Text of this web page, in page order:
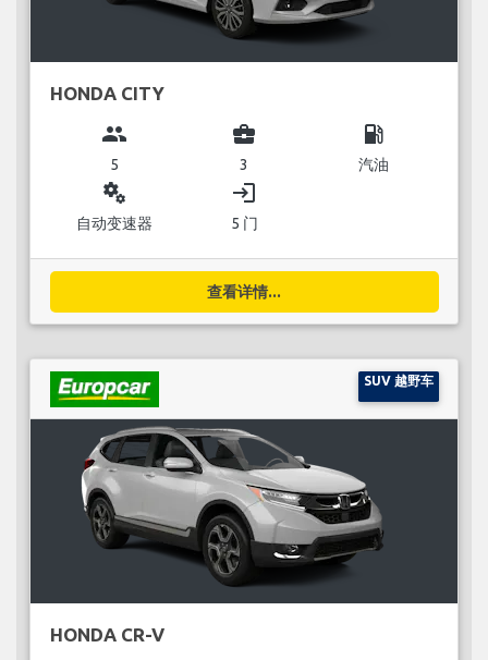
HONDA CITY
group
5
business_center
3
local_gas_station
汽油
miscellaneous_services
自动变速器
login
5 门
查看详情...
SUV 越野车
HONDA CR-V